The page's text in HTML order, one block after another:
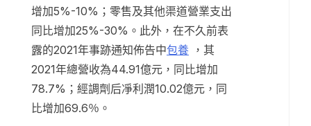
增加5%-10%；零售及其他渠道營業支出
同比增加25%-30%。此外，在不久前表
露的2021年事跡通知佈告中包養 ，其
2021年總營收為44.91億元，同比增加
78.7%；經調劑后凈利潤10.02億元，同
比增加69.6％。